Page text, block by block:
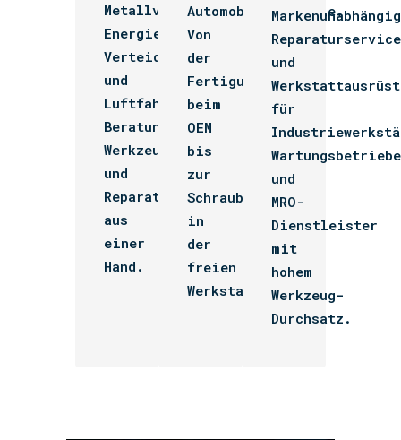
Metallverarbeitung,
Energie,
Verteidigung
und
Luftfahrt.
Beratung,
Werkzeug
und
Reparatur
aus
einer
Hand.
Automobilindustrie.
Von
der
Fertigungslinie
beim
OEM
bis
zur
Schraubtechnik
in
der
freien
Werkstatt.
Reparaturservice
und
für
Wartungsbetriebe
und
MRO-
Dienstleister
mit
hohem
Werkzeug-
Durchsatz.